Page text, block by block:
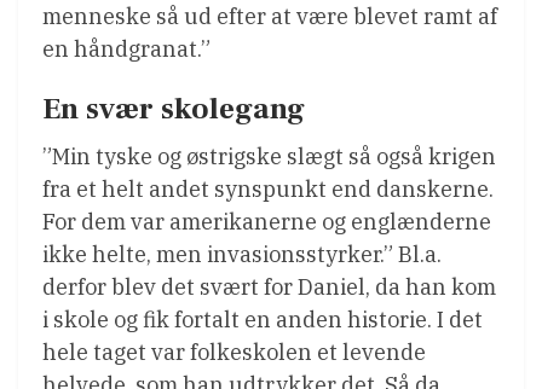
menneske så ud efter at være blevet ramt af
en håndgranat.”
En svær skolegang
”Min tyske og østrigske slægt så også krigen
fra et helt andet synspunkt end danskerne.
For dem var amerikanerne og englænderne
ikke helte, men invasionsstyrker.” Bl.a.
derfor blev det svært for Daniel, da han kom
i skole og fik fortalt en anden historie. I det
hele taget var folkeskolen et levende